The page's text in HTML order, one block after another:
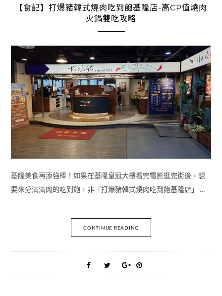
【食記】打爆豬韓式燒肉吃到飽基隆店-高CP值燒肉
火鍋雙吃攻略
基隆美食再添強棒！如果在基隆皇冠大樓看完電影逛完街後，想
要來分滿滿肉的吃到飽，非「打爆豬韓式燒肉吃到飽基隆店」 …
CONTINUE READING